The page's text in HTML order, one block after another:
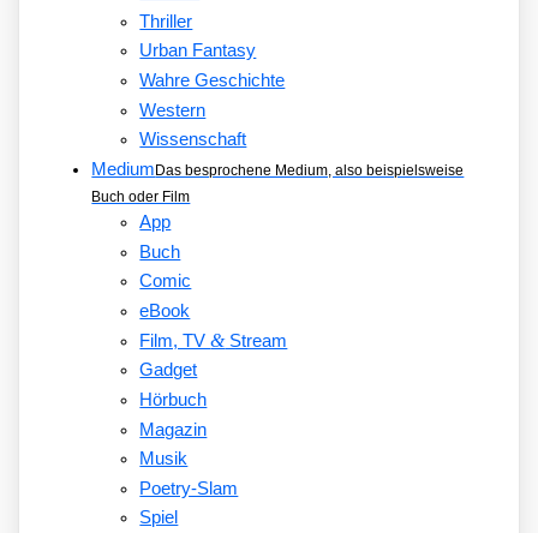
Thriller
Urban Fantasy
Wahre Geschichte
Western
Wissenschaft
Medium Das besprochene Medium, also beispielsweise
Buch oder Film
App
Buch
Comic
eBook
Film, TV&Stream
Gadget
Hörbuch
Magazin
Musik
Poetry-Slam
Spiel